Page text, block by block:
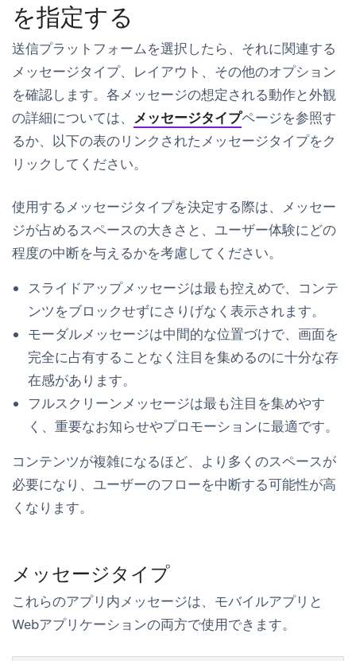
を指定する
送信プラットフォームを選択したら、それに関連する
メッセージタイプ、レイアウト、その他のオプション
を確認します。各メッセージの想定される動作と外観
の詳細については、 メッセージタイプページを参照す
るか、以下の表のリンクされたメッセージタイプをク
リックしてください。
使用するメッセージタイプを決定する際は、メッセー
ジが占めるスペースの大きさと、ユーザー体験にどの
程度の中断を与えるかを考慮してください。
スライドアップメッセージは最も控えめで、コンテ
ンツをブロックせずにさりげなく表示されます。
モーダルメッセージは中間的な位置づけで、画面を
完全に占有することなく注目を集めるのに十分な存
在感があります。
フルスクリーンメッセージは最も注目を集めやす
く、重要なお知らせやプロモーションに最適です。
コンテンツが複雑になるほど、より多くのスペースが
必要になり、ユーザーのフローを中断する可能性が高
くなります。
メッセージタイプ
これらのアプリ内メッセージは、モバイルアプリと
Webアプリケーションの両方で使用できます。